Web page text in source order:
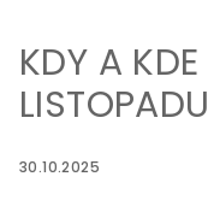
KDY A
LISTOPADU
30.10.2025